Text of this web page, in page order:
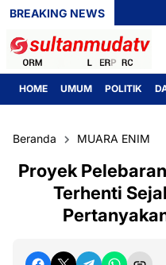
BREAKING NEWS
HOME UMUM POLITIK
Beranda MUARA ENIM
‎Proyek
Terhenti